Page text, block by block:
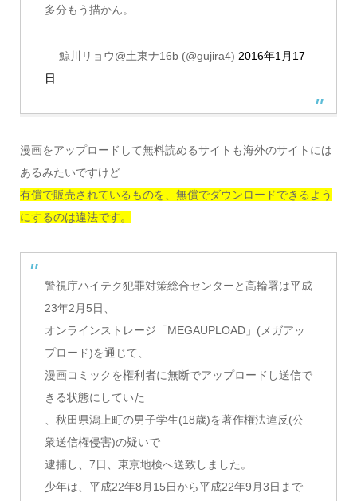
多分もう描かん。
— 鯨川リョウ@土東ナ16b (@gujira4) 2016年1月17
日
漫画をアップロードして無料読めるサイトも海外のサイトには
あるみたいですけど
有償で販売されているものを、無償でダウンロードできるよう
にするのは違法です。
警視庁ハイテク犯罪対策総合センターと高輪署は平成
23年2月5日、
オンラインストレージ「MEGAUPLOAD」(メガアッ
プロード)を通じて、
漫画コミックを権利者に無断でアップロードし送信で
きる状態にしていた
、秋田県潟上町の男子学生(18歳)を著作権法違反(公
衆送信権侵害)の疑いで
逮捕し、7日、東京地検へ送致しました。
少年は、平成22年8月15日から平成22年9月3日まで